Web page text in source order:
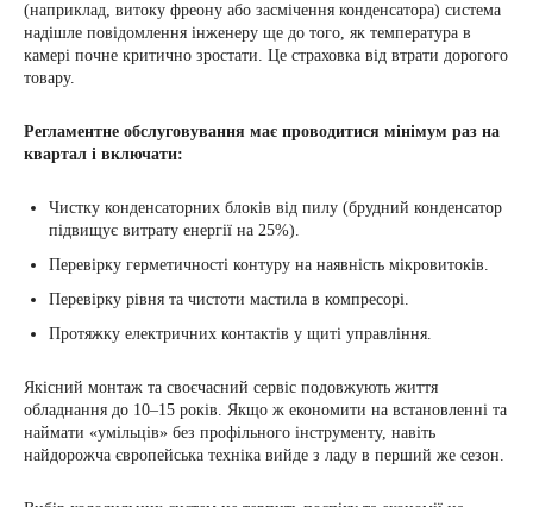
(наприклад, витоку фреону або засмічення конденсатора) система
надішле повідомлення інженеру ще до того, як температура в
камері почне критично зростати. Це страховка від втрати дорогого
товару.
Регламентне обслуговування має проводитися мінімум раз на
квартал і включати:
Чистку конденсаторних блоків від пилу (брудний конденсатор
підвищує витрату енергії на 25%).
Перевірку герметичності контуру на наявність мікровитоків.
Перевірку рівня та чистоти мастила в компресорі.
Протяжку електричних контактів у щиті управління.
Якісний монтаж та своєчасний сервіс подовжують життя
обладнання до 10–15 років. Якщо ж економити на встановленні та
наймати «умільців» без профільного інструменту, навіть
найдорожча європейська техніка вийде з ладу в перший же сезон.